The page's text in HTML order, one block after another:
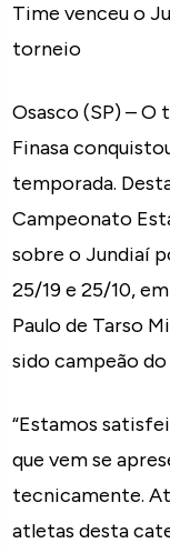
Time venceu o
torneio
Osasco (SP) –
Finasa
temporada.
Campeonato
sobre o Jundiaí
25/19 e 25/10,
Paulo de Tarso
sido campeão
“Estamos
que vem se
tecnicamente.
atletas desta